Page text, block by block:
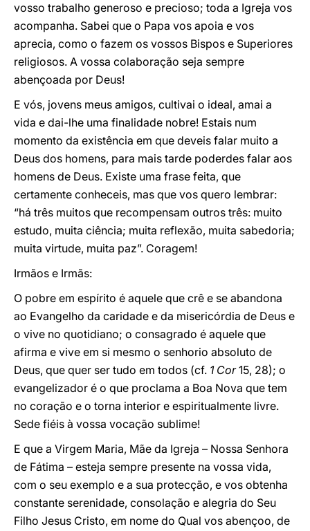
vosso trabalho generoso e precioso; toda a Igreja vos
acompanha. Sabei que o Papa vos apoia e vos
aprecia, como o fazem os vossos Bispos e Superiores
religiosos. A vossa colaboração seja sempre
abençoada por Deus!
E vós, jovens meus amigos, cultivai o ideal, amai a
vida e dai-lhe uma finalidade nobre! Estais num
momento da existência em que deveis falar muito a
Deus dos homens, para mais tarde poderdes falar aos
homens de Deus. Existe uma frase feita, que
certamente conheceis, mas que vos quero lembrar:
“há três muitos que recompensam outros três: muito
estudo, muita ciência; muita reflexão, muita sabedoria;
muita virtude, muita paz”. Coragem!
Irmãos e Irmãs:
O pobre em espírito é aquele que crê e se abandona
ao Evangelho da caridade e da misericórdia de Deus e
o vive no quotidiano; o consagrado é aquele que
afirma e vive em si mesmo o senhorio absoluto de
Deus, que quer ser tudo em todos (cf. 1 Cor15, 28); o
evangelizador é o que proclama a Boa Nova que tem
no coração e o torna interior e espiritualmente livre.
Sede fiéis à vossa vocação sublime!
E que a Virgem Maria, Mãe da Igreja – Nossa Senhora
de Fátima – esteja sempre presente na vossa vida,
com o seu exemplo e a sua protecção, e vos obtenha
constante serenidade, consolação e alegria do Seu
Filho Jesus Cristo, em nome do Qual vos abençoo, de